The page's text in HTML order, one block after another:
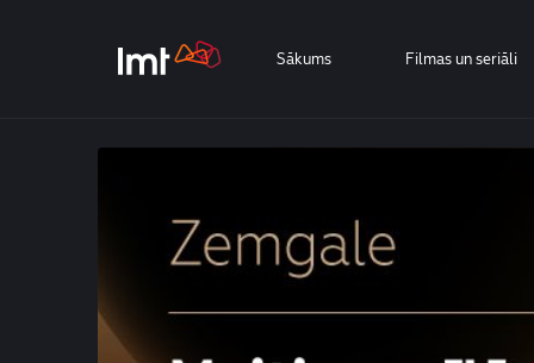
Sākums Filmas un seriāli